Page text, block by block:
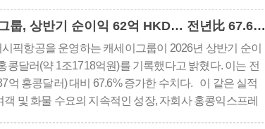
캐세이그룹, 상반기 순이익 62억 HKD… 전년比 67.6%↑
픽항공을 운영하는 캐세이그룹이 2026년 상반기 순이
콩달러(약 1조1718억원)를 기록했다고 밝혔다. 이는 전
억 홍콩달러) 대비 67.6% 증가한 수치다. 이 같은 실적
객 및 화물 수요의 지속적인 성장, 자회사 홍콩익스프레